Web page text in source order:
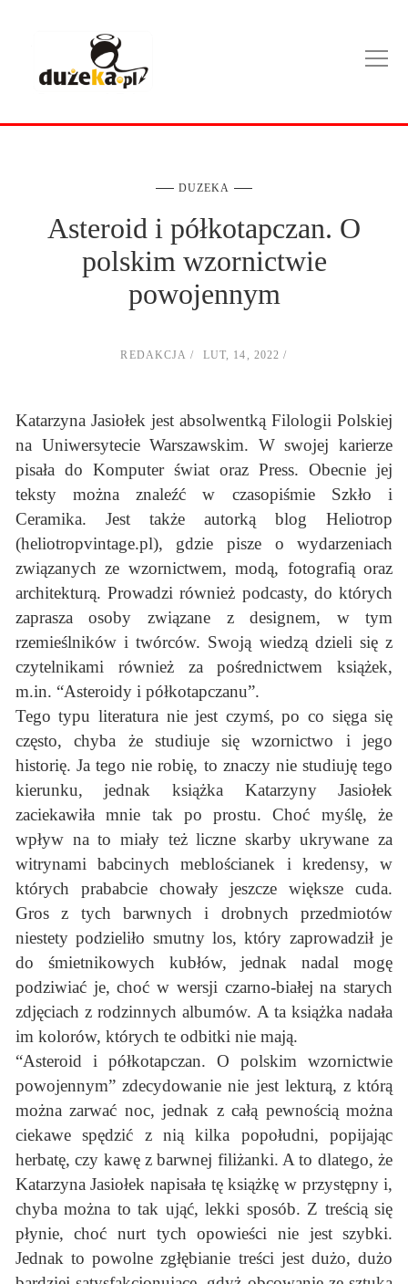
DUZEKA
Asteroid i półkotapczan. O
polskim wzornictwie
powojennym
REDAKCJA LUT, 14, 2022
Katarzyna Jasiołek jest absolwentką Filologii Polskiej
na Uniwersytecie Warszawskim. W swojej karierze
pisała do Komputer świat oraz Press. Obecnie jej
teksty można znaleźć w czasopiśmie Szkło i
Ceramika. Jest także autorką blog Heliotrop
(heliotropvintage.pl), gdzie pisze o wydarzeniach
związanych ze wzornictwem, modą, fotografią oraz
architekturą. Prowadzi również podcasty, do których
zaprasza osoby związane z designem, w tym
rzemieślników i twórców. Swoją wiedzą dzieli się z
czytelnikami również za pośrednictwem książek,
m.in. “Asteroidy i półkotapczanu”.
Tego typu literatura nie jest czymś, po co sięga się
często, chyba że studiuje się wzornictwo i jego
historię. Ja tego nie robię, to znaczy nie studiuję tego
kierunku, jednak książka Katarzyny Jasiołek
zaciekawiła mnie tak po prostu. Choć myślę, że
wpływ na to miały też liczne skarby ukrywane za
witrynami babcinych meblościanek i kredensy, w
których prababcie chowały jeszcze większe cuda.
Gros z tych barwnych i drobnych przedmiotów
niestety podzieliło smutny los, który zaprowadził je
do śmietnikowych kubłów, jednak nadal mogę
podziwiać je, choć w wersji czarno-białej na starych
zdjęciach z rodzinnych albumów. A ta książka nadała
im kolorów, których te odbitki nie mają.
“Asteroid i półkotapczan. O polskim wzornictwie
powojennym” zdecydowanie nie jest lekturą, z którą
można zarwać noc, jednak z całą pewnością można
ciekawe spędzić z nią kilka popołudni, popijając
herbatę, czy kawę z barwnej filiżanki. A to dlatego, że
Katarzyna Jasiołek napisała tę książkę w przystępny i,
chyba można to tak ująć, lekki sposób. Z treścią się
płynie, choć nurt tych opowieści nie jest szybki.
Jednak to powolne zgłębianie treści jest dużo, dużo